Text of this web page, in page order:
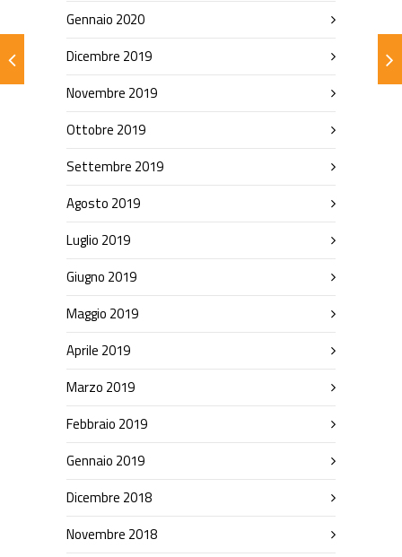
Gennaio 2020
Dicembre 2019
Novembre 2019
Ottobre 2019
Settembre 2019
Agosto 2019
Luglio 2019
Giugno 2019
Maggio 2019
Aprile 2019
Marzo 2019
Febbraio 2019
Gennaio 2019
Dicembre 2018
Novembre 2018